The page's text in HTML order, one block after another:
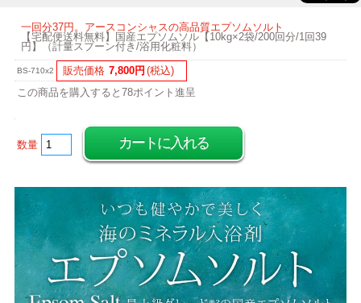
一回分37円。アースコンシャスの高品質エプソムソルト
【宅配便送料無料】国産エプソムソル【10kg×2袋/200回分/1回39
円】（計量スプーン付き/浴用化粧料）
BS-710x2 販売価格 7,800円 (税込)
この商品を購入すると78ポイント進呈
数量